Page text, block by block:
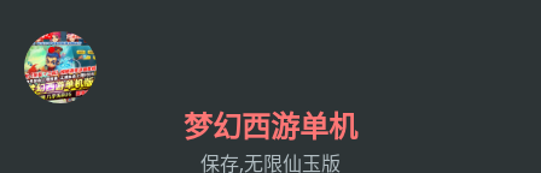
梦幻西游单机
保存,无限仙玉版